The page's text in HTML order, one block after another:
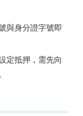
與身分證字號即
定抵押，需先向